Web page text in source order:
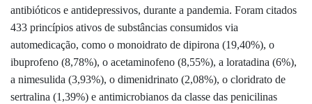
antibióticos e antidepressivos, durante a pandemia. Foram citados
433 princípios ativos de substâncias consumidos via
automedicação, como o monoidrato de dipirona (19,40%), o
ibuprofeno (8,78%), o acetaminofeno (8,55%), a loratadina (6%),
a nimesulida (3,93%), o dimenidrinato (2,08%), o cloridrato de
sertralina (1,39%) e antimicrobianos da classe das penicilinas